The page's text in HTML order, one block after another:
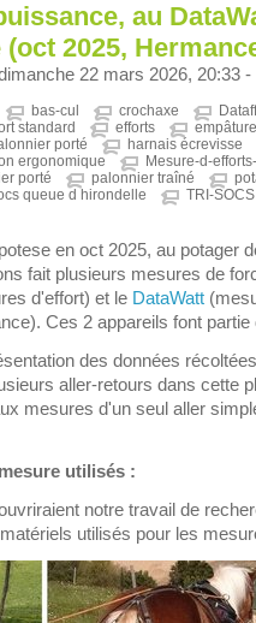
au
2025,
22 mars 2026, 20:33 -
bas-cul crochaxe
standard efforts
porté
harnais écrevisse
ergonomique
Mesure-d-
porté palonnier traîné
queue d hirondelle
TRI-
en oct 2025, au potager
fait plusieurs mesures de
d'effort) et le DataWatt
Ces 2 appareils font
des données
aller-retours dans cette
mesures d'un seul aller
utilisés :
notre travail de
utilisés pour les